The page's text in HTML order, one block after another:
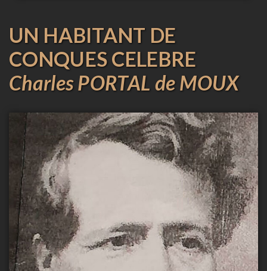
UN HABITANT DE
CONQUES CELEBRE
Charles PORTAL de MOUX